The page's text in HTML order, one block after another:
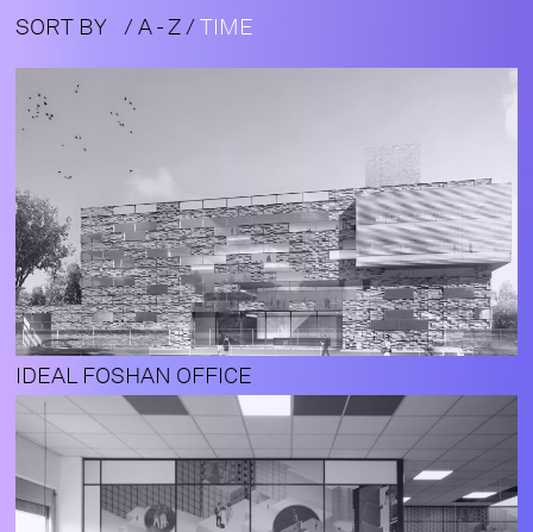
SORT BY
/A - Z/TIME
IDEAL FOSHAN OFFICE